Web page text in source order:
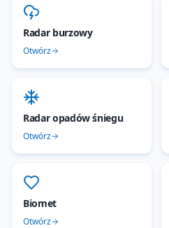
Radar burzowy
Otwórz
Radar opadów śniegu
Otwórz
Biomet
Otwórz